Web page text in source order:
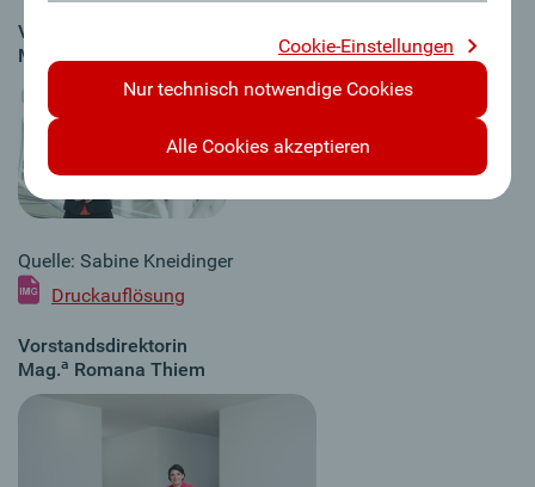
Vorstandsdirektorin
Mag. Isabella Lehner, MBA
Quelle: Sabine Kneidinger
Druckauflösung
Vorstandsdirektorin
Mag.a Romana Thiem
Cookie-Einstellungen
Nur technisch notwendige Cookies
Alle Cookies akzeptieren